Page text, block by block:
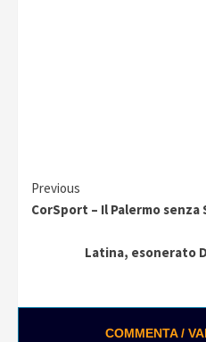
Continue
Reading
Previous
CorSport – Il Palermo
Latina, esonerato
COMMENTA /